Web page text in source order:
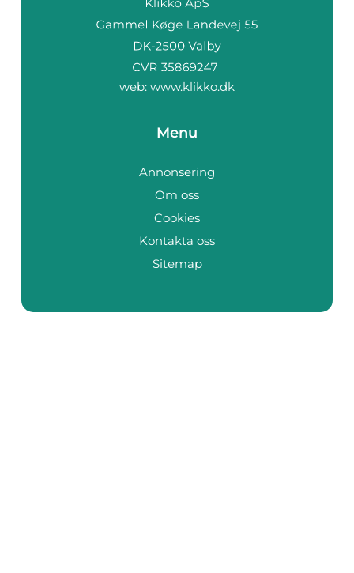
web: www.klikko.dk
Menu
Annonsering
Om oss
Cookies
Kontakta oss
Sitemap